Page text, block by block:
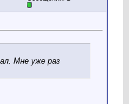
Мне уже раз